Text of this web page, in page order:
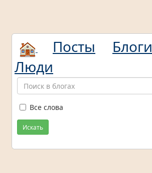
Посты
Блоги
Люди
Все слова
Искать